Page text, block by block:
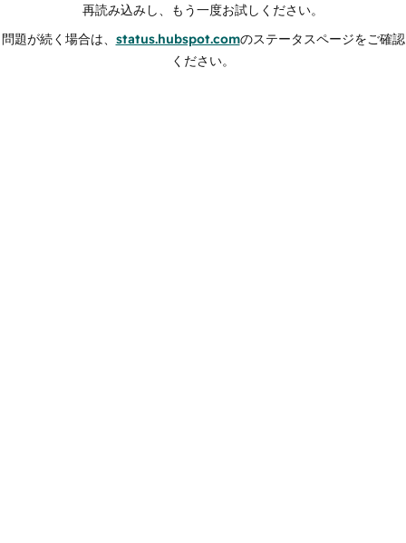
再読み込みし、もう一度お試しください。
問題が続く場合は、 status.hubspot.comのステータスページをご確認
ください。